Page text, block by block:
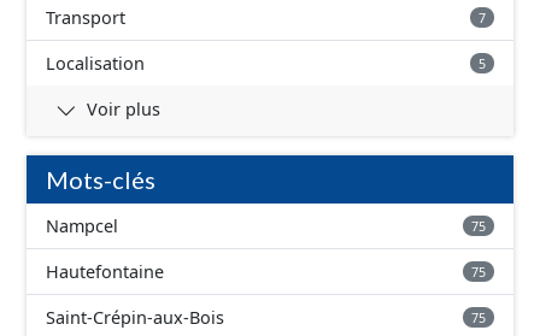
Transport 7
Localisation 5
Voir plus
Mots-clés
Nampcel 75
Hautefontaine 75
Saint-Crépin-aux-Bois 75